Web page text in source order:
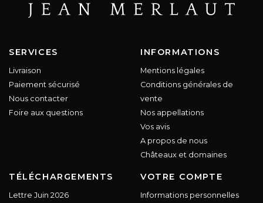
SERVICES
Livraison
Paiement sécurisé
Nous contacter
Foire aux questions
INFORMATIONS
Mentions légales
Conditions générales de
vente
Nos appellations
Vos avis
A propos de nous
Châteaux et domaines
TÉLÉCHARGEMENTS
Lettre Juin 2026
VOTRE COMPTE
Informations personnelles